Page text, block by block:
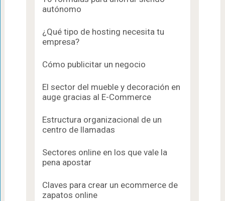
autónomo
¿Qué tipo de hosting necesita tu
empresa?
Cómo publicitar un negocio
El sector del mueble y decoración en
auge gracias al E-Commerce
Estructura organizacional de un
centro de llamadas
Sectores online en los que vale la
pena apostar
Claves para crear un ecommerce de
zapatos online